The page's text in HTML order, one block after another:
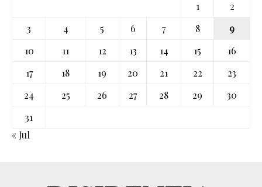
1
2
3
4 5 6 7 8
9
10
11 12 13 14 15
16
17
18 19 20 21 22
23
24
25 26 27 28 29
30
31
« Jul